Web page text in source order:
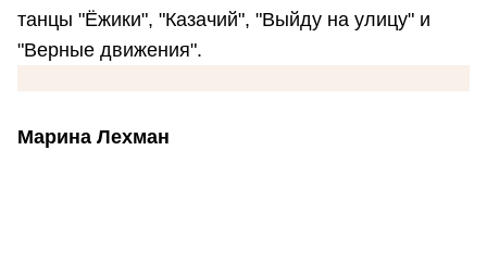
танцы "Ёжики", "Казачий", "Выйду на улицу" и
"Верные движения".
Марина Лехман